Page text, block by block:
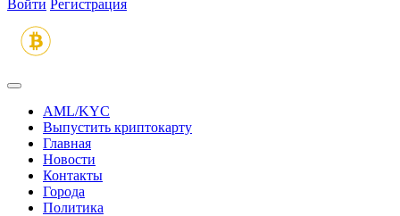
Войти Регистрация
AML/KYC
Выпустить криптокарту
Главная
Новости
Контакты
Города
Политика